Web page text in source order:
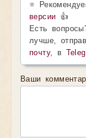
⭐
версии 👍
Есть
лучше,
почту, в
Ваши